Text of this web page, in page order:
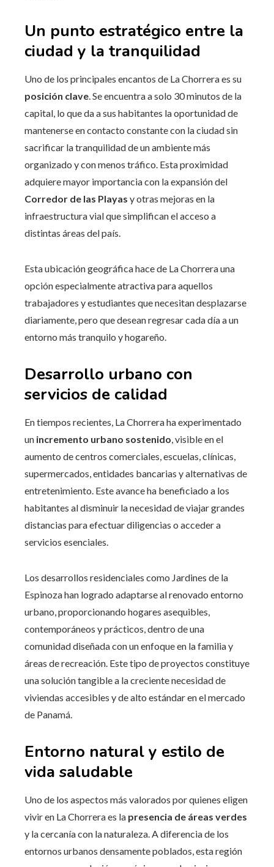
Un punto estratégico entre la
ciudad y la tranquilidad
Uno de los principales encantos de La Chorrera es su
posición clave. Se encuentra a solo 30 minutos de la
capital, lo que da a sus habitantes la oportunidad de
mantenerse en contacto constante con la ciudad sin
sacrificar la tranquilidad de un ambiente más
organizado y con menos tráfico. Esta proximidad
adquiere mayor importancia con la expansión del
Corredor de las Playas y otras mejoras en la
infraestructura vial que simplifican el acceso a
distintas áreas del país.
Esta ubicación geográfica hace de La Chorrera una
opción especialmente atractiva para aquellos
trabajadores y estudiantes que necesitan desplazarse
diariamente, pero que desean regresar cada día a un
entorno más tranquilo y hogareño.
Desarrollo urbano con
servicios de calidad
En tiempos recientes, La Chorrera ha experimentado
un incremento urbano sostenido, visible en el
aumento de centros comerciales, escuelas, clínicas,
supermercados, entidades bancarias y alternativas de
entretenimiento. Este avance ha beneficiado a los
habitantes al disminuir la necesidad de viajar grandes
distancias para efectuar diligencias o acceder a
servicios esenciales.
Los desarrollos residenciales como Jardines de la
Espinoza han logrado adaptarse al renovado entorno
urbano, proporcionando hogares asequibles,
contemporáneos y prácticos, dentro de una
comunidad diseñada con un enfoque en la familia y
áreas de recreación. Este tipo de proyectos constituye
una solución tangible a la creciente necesidad de
viviendas accesibles y de alto estándar en el mercado
de Panamá.
Entorno natural y estilo de
vida saludable
Uno de los aspectos más valorados por quienes eligen
vivir en La Chorrera es la presencia de áreas verdes
y la cercanía con la naturaleza. A diferencia de los
entornos urbanos densamente poblados, esta región